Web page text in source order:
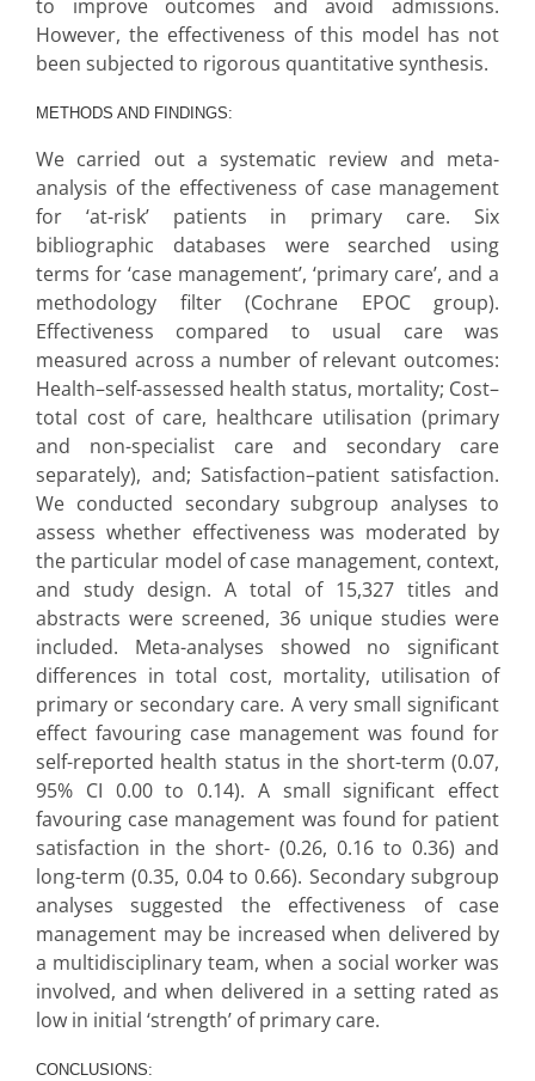
to improve outcomes and avoid admissions.
However, the effectiveness of this model has not
been subjected to rigorous quantitative synthesis.
METHODS AND FINDINGS:
We carried out a systematic review and meta-
analysis of the effectiveness of case management
for ‘at-risk’ patients in primary care. Six
bibliographic databases were searched using
terms for ‘case management’, ‘primary care’, and a
methodology filter (Cochrane EPOC group).
Effectiveness compared to usual care was
measured across a number of relevant outcomes:
Health–self-assessed health status, mortality; Cost–
total cost of care, healthcare utilisation (primary
and non-specialist care and secondary care
separately), and; Satisfaction–patient satisfaction.
We conducted secondary subgroup analyses to
assess whether effectiveness was moderated by
the particular model of case management, context,
and study design. A total of 15,327 titles and
abstracts were screened, 36 unique studies were
included. Meta-analyses showed no significant
differences in total cost, mortality, utilisation of
primary or secondary care. A very small significant
effect favouring case management was found for
self-reported health status in the short-term (0.07,
95% CI 0.00 to 0.14). A small significant effect
favouring case management was found for patient
satisfaction in the short- (0.26, 0.16 to 0.36) and
long-term (0.35, 0.04 to 0.66). Secondary subgroup
analyses suggested the effectiveness of case
management may be increased when delivered by
a multidisciplinary team, when a social worker was
involved, and when delivered in a setting rated as
low in initial ‘strength’ of primary care.
CONCLUSIONS: